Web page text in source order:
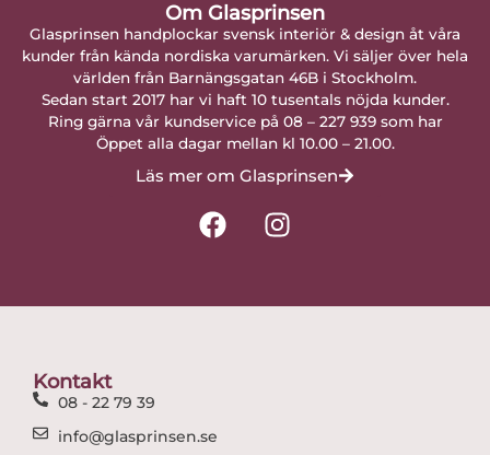
Om Glasprinsen
Glasprinsen handplockar svensk interiör & design åt våra
kunder från kända nordiska varumärken. Vi säljer över hela
världen från Barnängsgatan 46B i Stockholm.
Sedan start 2017 har vi haft 10 tusentals nöjda kunder.
Ring gärna vår kundservice på 08 – 227 939 som har
Öppet alla dagar mellan kl 10.00 – 21.00.
Läs mer om Glasprinsen
F
a
I
n
Kontakt
08 - 22 79 39
info@glasprinsen.se